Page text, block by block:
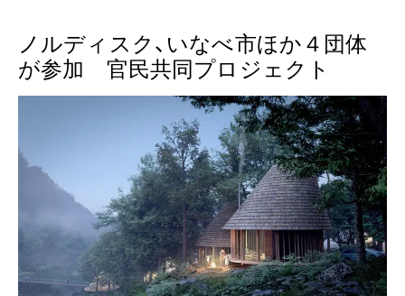
ノルディスク、いなべ市ほか４団体
が参加 官民共同プロジェクト